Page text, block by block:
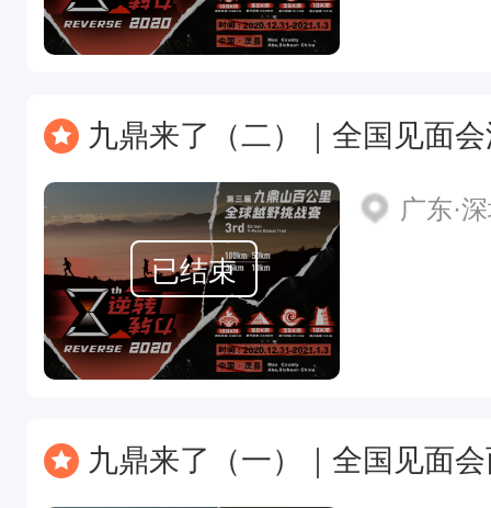
九鼎来了（二）｜全国见面
已结束
广东·
九鼎来了（一）｜全国见面